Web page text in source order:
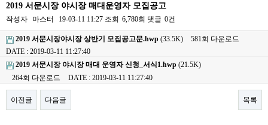
2019 서문시장 야시장 매대운영자 모집공고
작성자 마스터 19-03-11 11:27 조회 6,780회 댓글 0건
2019 서문시장야시장 상반기 모집공고문.hwp (33.5K)
581회 다운로드
DATE : 2019-03-11 11:27:40
2019 서문시장 야시장 매대 운영자 신청_서식1.hwp (21.5K)
264회 다운로드
DATE : 2019-03-11 11:27:40
이전글 다음글 목록